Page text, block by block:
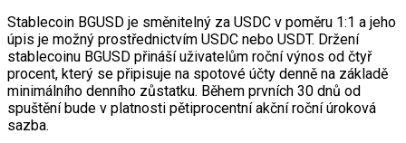
Stablecoin BGUSD je směnitelný za USDC v poměru 1:1 a jeho
úpis je možný prostřednictvím USDC nebo USDT. Držení
stablecoinu BGUSD přináší uživatelům roční výnos od čtyř
procent, který se připisuje na spotové účty denně na základě
minimálního denního zůstatku. Během prvních 30 dnů od
spuštění bude v platnosti pětiprocentní akční roční úroková
sazba.